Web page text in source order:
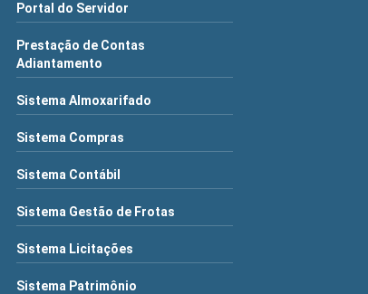
Portal do Servidor
Prestação de Contas
Adiantamento
Sistema Almoxarifado
Sistema Compras
Sistema Contábil
Sistema Gestão de Frotas
Sistema Licitações
Sistema Patrimônio